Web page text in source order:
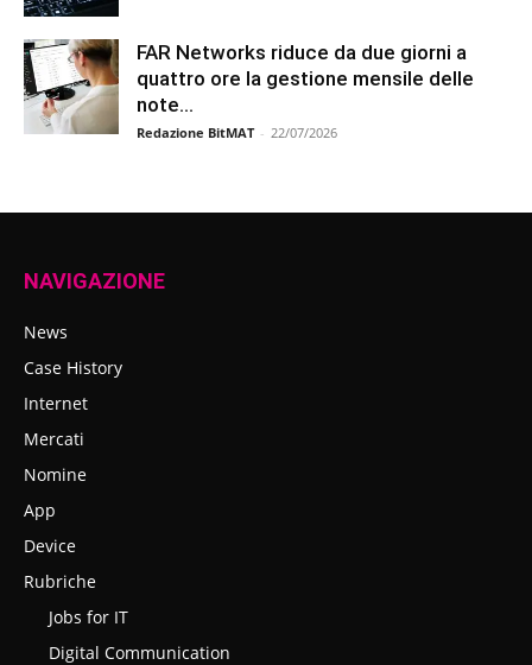
FAR Networks riduce da due giorni a
quattro ore la gestione mensile delle
note...
Redazione BitMAT - 22/07/2026
NAVIGAZIONE
News
Case History
Internet
Mercati
Nomine
App
Device
Rubriche
Jobs for IT
Digital Communication